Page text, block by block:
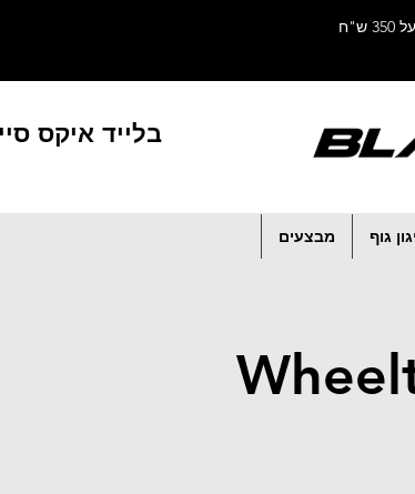
בלייד איקס
גוף מבצעים